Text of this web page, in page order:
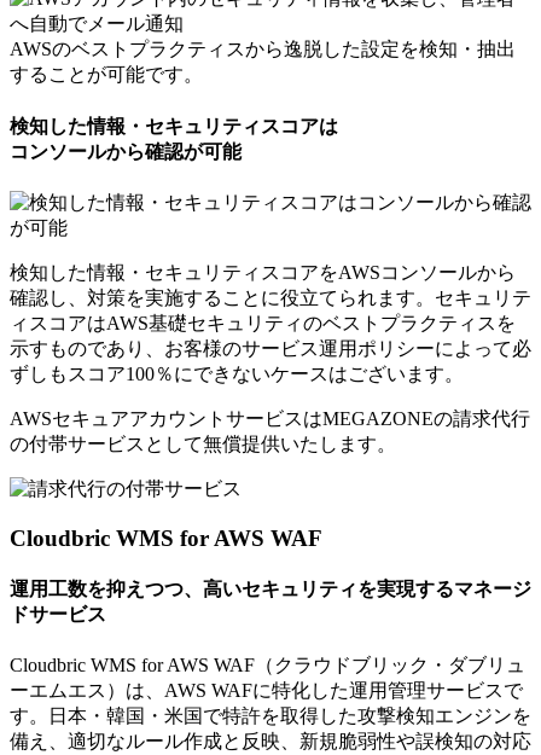
AWSのベストプラクティスから逸脱した設定を検知・抽出
することが可能です。
検知した情報・セキュリティスコアは
コンソールから確認が可能
検知した情報・セキュリティスコアをAWSコンソールから
確認し、対策を実施することに役立てられます。セキュリテ
ィスコアはAWS基礎セキュリティのベストプラクティスを
示すものであり、お客様のサービス運用ポリシーによって必
ずしもスコア100％にできないケースはございます。
AWSセキュアアカウントサービスはMEGAZONEの請求代行
の付帯サービスとして無償提供いたします。
Cloudbric WMS for AWS WAF
運用工数を抑えつつ、高いセキュリティを実現するマネージ
ドサービス
Cloudbric WMS for AWS WAF（クラウドブリック・ダブリュ
ーエムエス）は、AWS WAFに特化した運用管理サービスで
す。日本・韓国・米国で特許を取得した攻撃検知エンジンを
備え、適切なルール作成と反映、新規脆弱性や誤検知の対応